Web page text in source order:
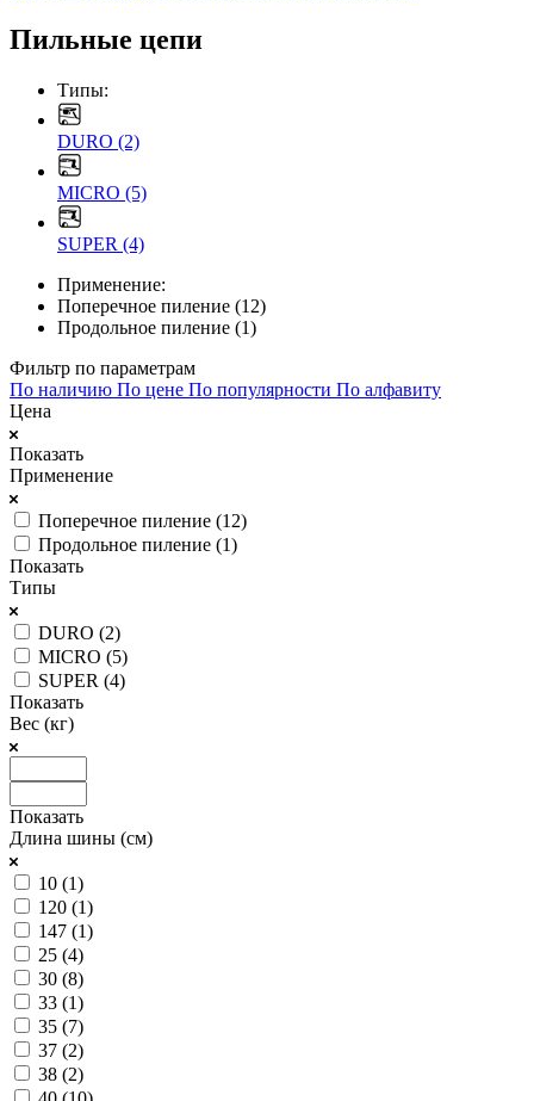
Пильные цепи
Типы:
DURO (2)
MICRO (5)
SUPER (4)
Применение:
Поперечное пиление (12)
Продольное пиление (1)
Фильтр по параметрам
По наличию По цене По популярности По алфавиту
Цена
Показать
Применение
Поперечное пиление (12)
Продольное пиление (1)
Показать
Типы
DURO (2)
MICRO (5)
SUPER (4)
Показать
Вес (кг)
Показать
Длина шины (см)
10 (1)
120 (1)
147 (1)
25 (4)
30 (8)
33 (1)
35 (7)
37 (2)
38 (2)